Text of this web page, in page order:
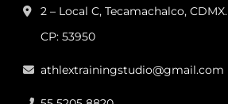
2 – Local C, Tecamachalco, CDMX.
CP: 53950
athlextrainingstudio@gmail.com